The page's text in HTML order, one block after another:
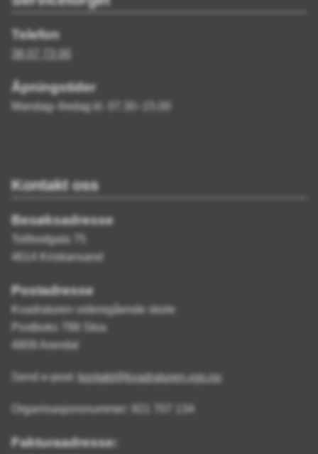
Telefon
Åpningstider
Mandag–fredag kl. 07.30–15.00
Kontakt oss
Besøksadresse
Tollbodgata 75
4614 Kristiansand
Postadresse
Kvadraturen videregående skole
Postboks 788 Stoa
4809 Arendal
Send e-post: kontakt@kvadraturen.vgs.no
Organisasjonsnummer: 921 707 134
Fakturaadresse: